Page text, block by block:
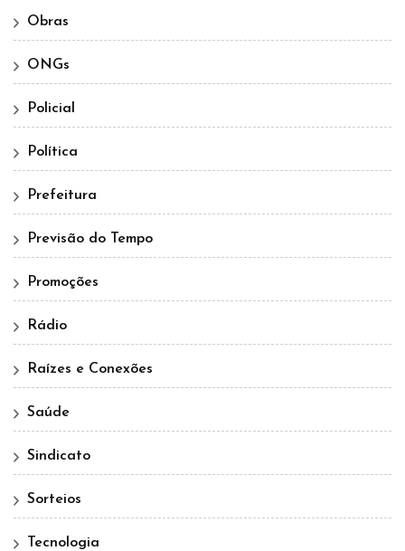
Obras
ONGs
Policial
Política
Prefeitura
Previsão do Tempo
Promoções
Rádio
Raízes e Conexões
Saúde
Sindicato
Sorteios
Tecnologia